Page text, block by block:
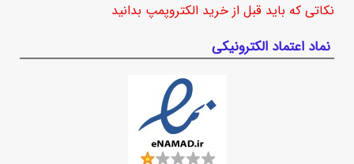
نکاتی که باید قبل از خرید الکتروپمپ بدانید
نماد اعتماد الکترونیکی